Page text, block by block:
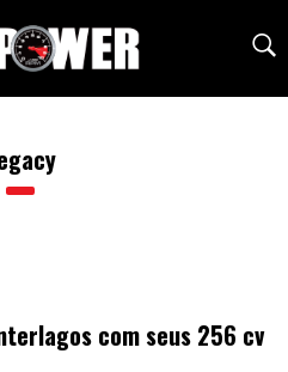
com seus 256 cv